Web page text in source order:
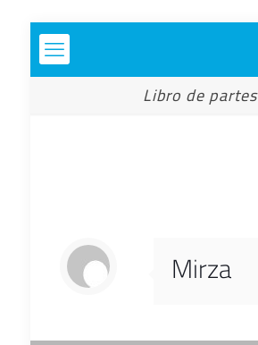
Libro de partes
Mirza